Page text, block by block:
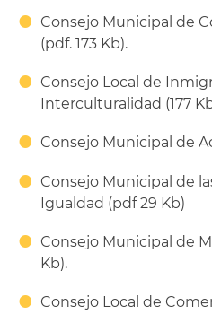
Consejo Municipal de
(pdf. 173 Kb).
Consejo Local de
Interculturalidad (177
Consejo Municipal de
Consejo Municipal de
Igualdad (pdf 29 Kb)
Consejo Municipal de
Kb).
Consejo Local de